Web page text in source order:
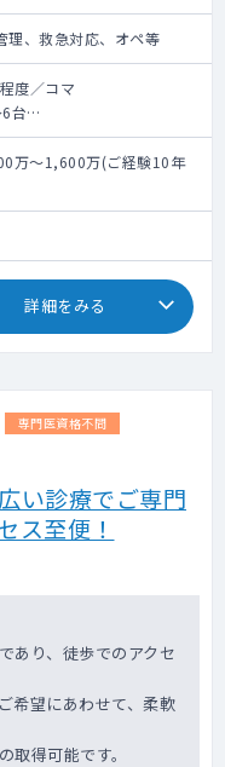
理、救急対応、オペ等
度／コマ
台
週 ※他科手術との調整に
、手術、救急対応等
名/コマ 週２コマ程度
名(主治医制)
受入台数 10件程度/日
程度（他科手術との調
件
）・PACS有（メーカー：
システム（フィリップス）
万～1,600万(ご経験10年
時～20時までの診療手当及
場合1,000万円、ご経験20
円、ご経験30年目の場合
応じてこの限りではない
用面談での人物評価、業
詳細をみる
専門医資格不問
い診療でご専門
ス至便！
あり、徒歩でのアクセ
希望にあわせて、柔軟
取得可能です。